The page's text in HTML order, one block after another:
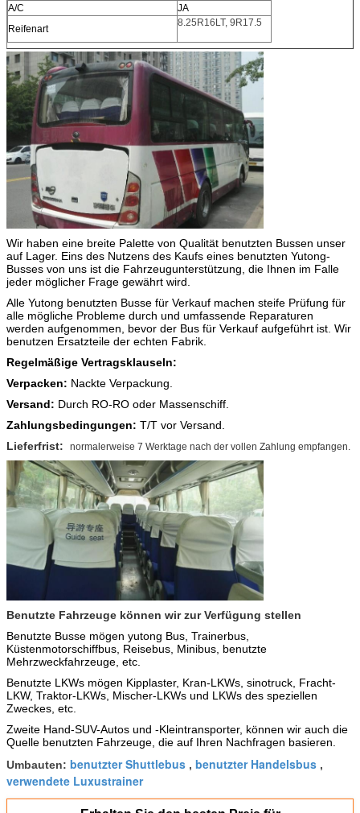
A/C
JA
Reifenart
8.25R16LT, 9R17.5
Wir haben eine breite Palette von Qualität benutzten Bussen unser
auf Lager. Eins des Nutzens des Kaufs eines benutzten Yutong-
Busses von uns ist die Fahrzeugunterstützung, die Ihnen im Falle
jeder möglicher Frage gewährt wird.
Alle Yutong benutzten Busse für Verkauf machen steife Prüfung für
alle mögliche Probleme durch und umfassende Reparaturen
werden aufgenommen, bevor der Bus für Verkauf aufgeführt ist. Wir
benutzen Ersatzteile der echten Fabrik.
Regelmäßige Vertragsklauseln:
Verpacken: Nackte Verpackung.
Versand: Durch RO-RO oder Massenschiff.
Zahlungsbedingungen: T/T vor Versand.
Lieferfrist: normalerweise 7 Werktage nach der vollen Zahlung empfangen.
Benutzte Fahrzeuge können wir zur Verfügung stellen
Benutzte Busse mögen yutong Bus, Trainerbus,
Küstenmotorschiffbus, Reisebus, Minibus, benutzte
Mehrzweckfahrzeuge, etc.
Benutzte LKWs mögen Kipplaster, Kran-LKWs, sinotruck, Fracht-
LKW, Traktor-LKWs, Mischer-LKWs und LKWs des speziellen
Zweckes, etc.
Zweite Hand-SUV-Autos und -Kleintransporter, können wir auch die
Quelle benutzten Fahrzeuge, die auf Ihren Nachfragen basieren.
Umbauten: benutzter Shuttlebus , benutzter Handelsbus ,
verwendete Luxustrainer